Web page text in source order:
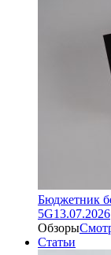
Бюджетник
5G13.07.2026
Обзоры
Статьи